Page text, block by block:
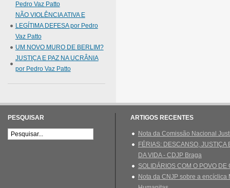
Pedro Vaz Patto
NÃO VIOLÊNCIA ATIVA E
LEGÍTIMA DEFESA por Pedro
Vaz Patto
UM NOVO MURO DE BERLIM?
JUSTIÇA E PAZ NA UCRÂNIA
por Pedro Vaz Patto
PESQUISAR ARTIGOS RECENTES
Nota da Comissão Nacional
FÉRIAS: DESCANSO, JUSTIÇA
DA VIDA - CDJP Braga
SOLIDÁRIOS COM O POVO DE
Nota da CNJP sobre a encíclica